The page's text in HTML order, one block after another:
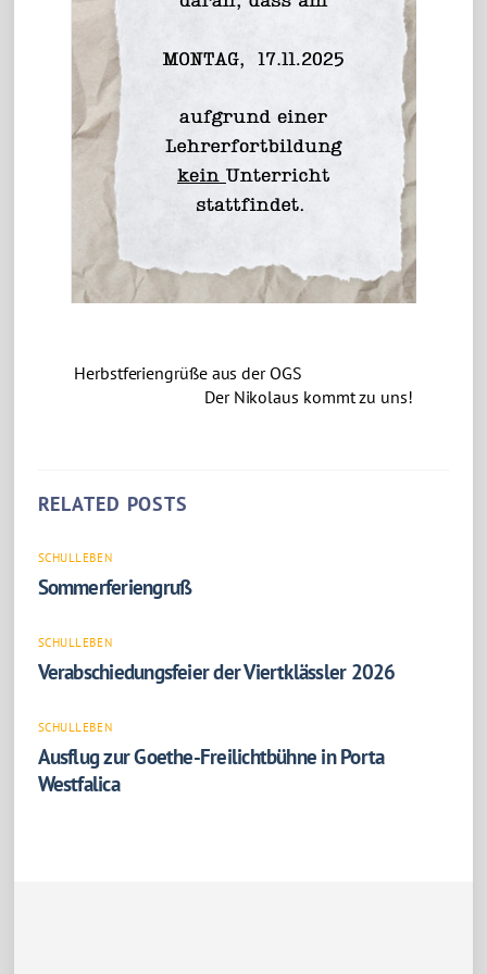
Herbstferiengrüße aus der OGS
Der Nikolaus kommt zu uns!
RELATED POSTS
SCHULLEBEN
Sommerferiengruß
SCHULLEBEN
Verabschiedungsfeier der Viertklässler 2026
SCHULLEBEN
Ausflug zur Goethe-Freilichtbühne in Porta
Westfalica